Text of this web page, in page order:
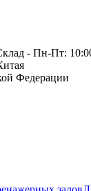
- Пн-Пт:
Федерации